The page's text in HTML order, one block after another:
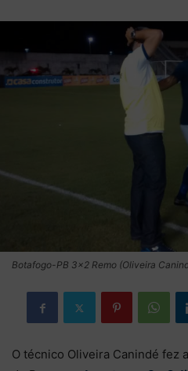
Botafogo-PB 3x2 Remo (Oliveira
O técnico Oliveira Canindé fez